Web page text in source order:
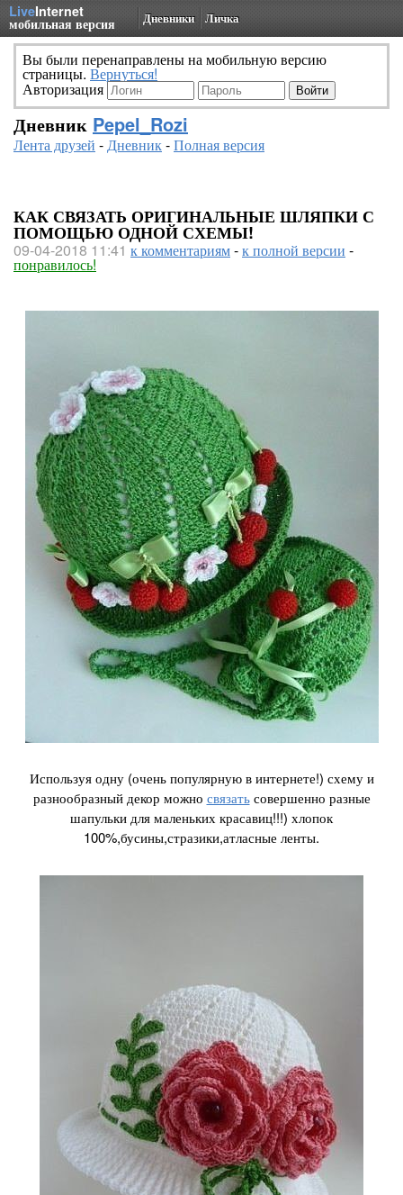
LiveInternet
мобильная версия Дневники Личка
Вы были перенаправлены на мобильную версию
страницы. Вернуться!
Авторизация
Дневник Pepel_Rozi
Лента друзей -Дневник-Полная версия
КАК СВЯЗАТЬ ОРИГИНАЛЬНЫЕ ШЛЯПКИ С
ПОМОЩЬЮ ОДНОЙ СХЕМЫ!
09-04-2018 11:41 к комментариям-к полной версии -
понравилось!
Используя одну (очень популярную в интернете!) схему и
разнообразный декор можно связатьсовершенно разные
шапульки для маленьких красавиц!!!) хлопок
100%,бусины,стразики,атласные ленты.